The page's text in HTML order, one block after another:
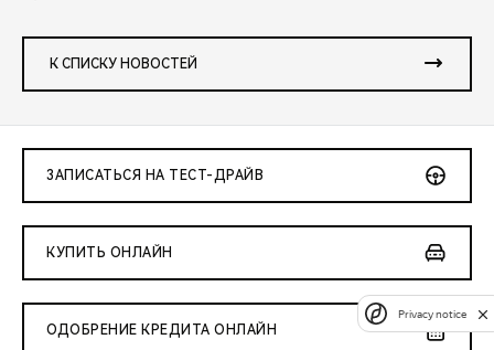
К СПИСКУ НОВОСТЕЙ
ЗАПИСАТЬСЯ НА ТЕСТ-ДРАЙВ
КУПИТЬ ОНЛАЙН
ОДОБРЕНИЕ КРЕДИТА ОНЛАЙН
Privacy notice